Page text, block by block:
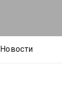
Новости